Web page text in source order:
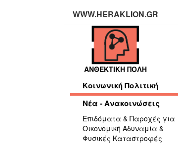
WWW.HERAKLION.GR
ΑΝΘΕΚΤΙΚΗ ΠΟΛΗ
Κοινωνική Πολιτική
Νέα - Ανακοινώσεις
Επιδόματα & Παροχές για
Οικονομική Αδυναμία &
Φυσικές Καταστροφές